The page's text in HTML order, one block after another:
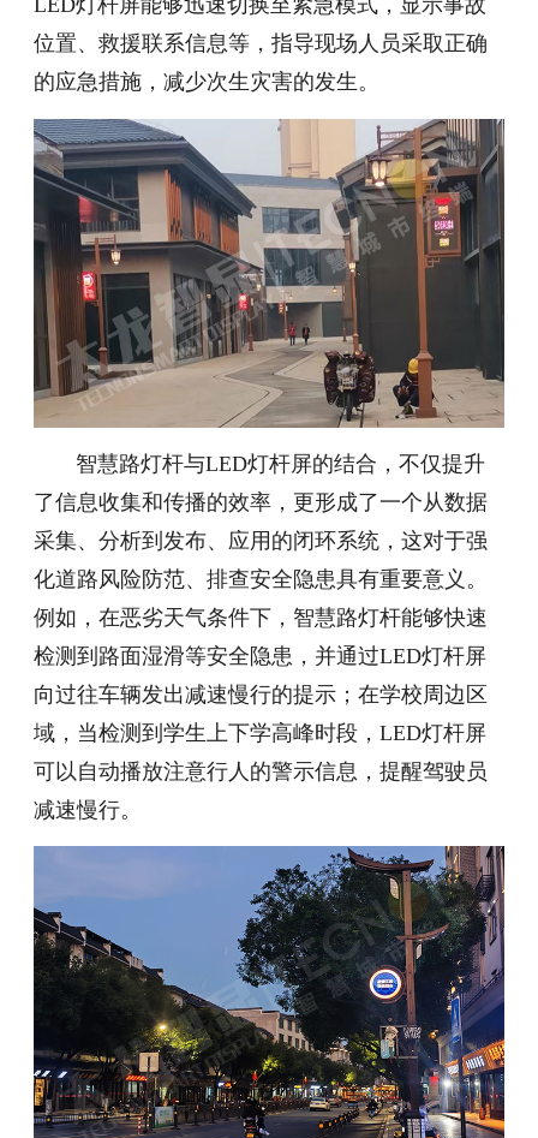
LED灯杆屏能够迅速切换至紧急模式，显示事故
位置、救援联系信息等，指导现场人员采取正确
的应急措施，减少次生灾害的发生。
智慧路灯杆与LED灯杆屏的结合，不仅提升
了信息收集和传播的效率，更形成了一个从数据
采集、分析到发布、应用的闭环系统，这对于强
化道路风险防范、排查安全隐患具有重要意义。
例如，在恶劣天气条件下，智慧路灯杆能够快速
检测到路面湿滑等安全隐患，并通过LED灯杆屏
向过往车辆发出减速慢行的提示；在学校周边区
域，当检测到学生上下学高峰时段，LED灯杆屏
可以自动播放注意行人的警示信息，提醒驾驶员
减速慢行。